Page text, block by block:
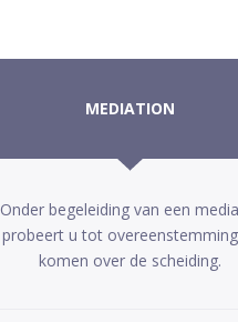
MEDIATION
Onder begeleiding van een
probeert u tot
komen over de scheiding.